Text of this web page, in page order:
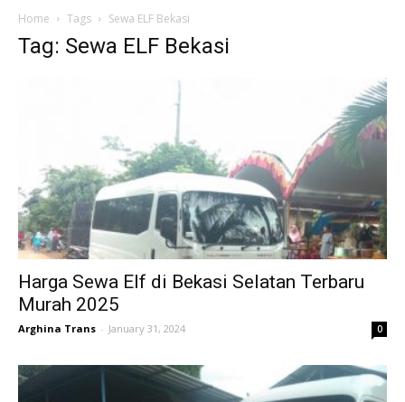
Home Tags Sewa ELF Bekasi
Tag: Sewa ELF Bekasi
Harga Sewa Elf di Bekasi Selatan Terbaru
Murah 2025
Arghina Trans - January 31, 2024 0